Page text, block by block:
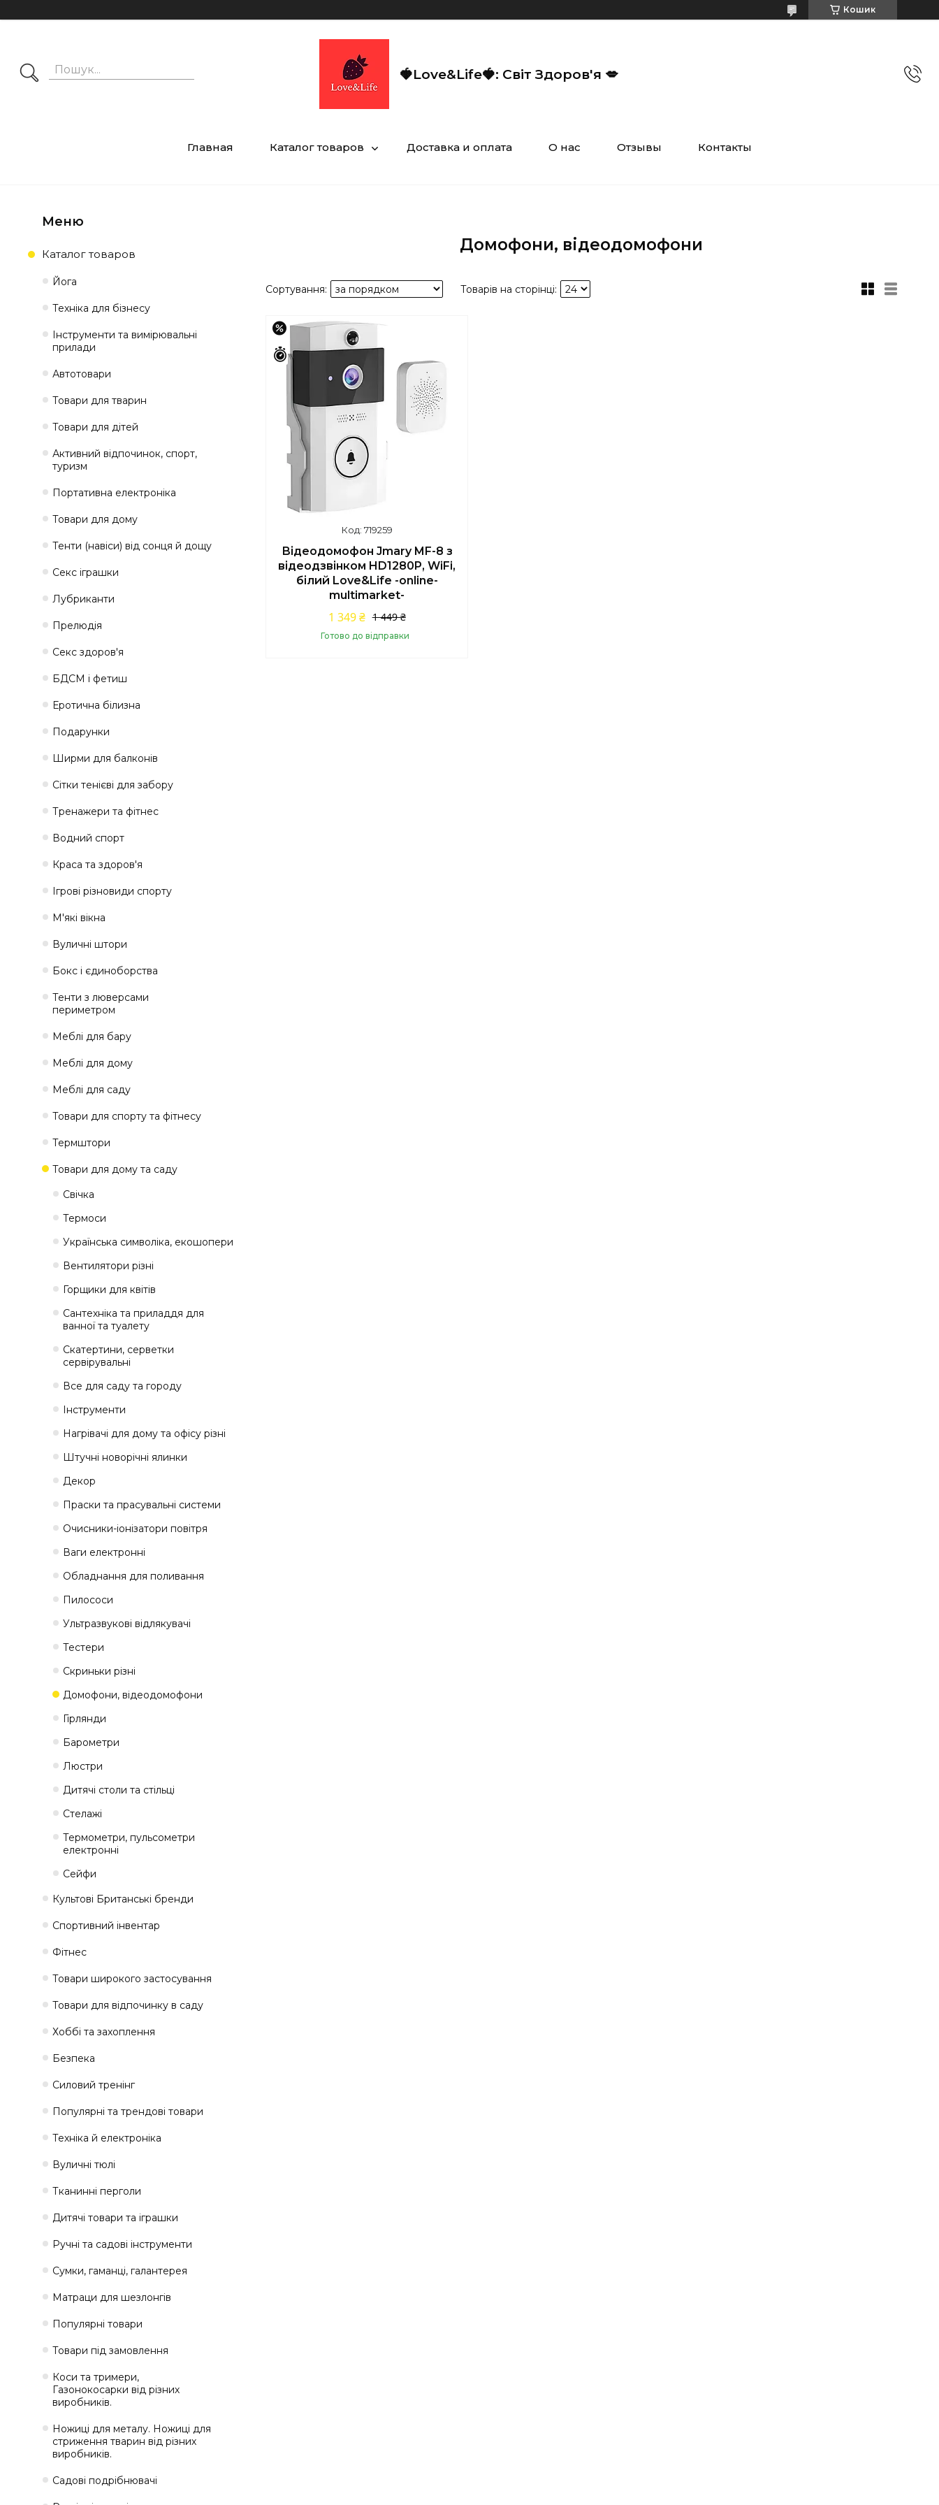
Кошик
🍓Love&Life🍓: Світ Здоров'я 💋
Главная Каталог товаров Доставка и оплата О нас Отзывы Контакты
Домофони, відеодомофони
–7%
Залишилось 43 дні
719259
Відеодомофон Jmary MF-8 з
відеодзвінком HD1280P, WiFi,
білий Love&Life -online-
multimarket-
1 449 ₴
1 349 ₴
Готово до відправки
Каталог товаров
Йога
Техніка для бізнесу
Інструменти та вимірювальні
прилади
Автотовари
Товари для тварин
Товари для дітей
Активний відпочинок, спорт,
туризм
Портативна електроніка
Товари для дому
Тенти (навіси) від сонця й дощу
Секс іграшки
Лубриканти
Прелюдія
Секс здоров'я
БДСМ і фетиш
Еротична білизна
Подарунки
Ширми для балконів
Сітки тенієві для забору
Тренажери та фітнес
Водний спорт
Краса та здоров'я
Ігрові різновиди спорту
М'які вікна
Вуличні штори
Бокс і єдиноборства
Тенти з люверсами
периметром
Меблі для бару
Меблі для дому
Меблі для саду
Товари для спорту та фітнесу
Термштори
Товари для дому та саду
Свічка
Термоси
Українська символіка, екошопери
Вентилятори різні
Горщики для квітів
Сантехніка та приладдя для
ванної та туалету
Скатертини, серветки
сервірувальні
Все для саду та городу
Інструменти
Нагрівачі для дому та офісу різні
Штучні новорічні ялинки
Декор
Праски та прасувальні системи
Очисники-іонізатори повітря
Ваги електронні
Обладнання для поливання
Пилососи
Ультразвукові відлякувачі
Тестери
Скриньки різні
Домофони, відеодомофони
Гірлянди
Барометри
Люстри
Дитячі столи та стільці
Стелажі
Термометри, пульсометри
електронні
Сейфи
Культові Британські бренди
Спортивний інвентар
Фітнес
Товари широкого застосування
Товари для відпочинку в саду
Хоббі та захоплення
Безпека
Силовий тренінг
Популярні та трендові товари
Техніка й електроніка
Вуличні тюлі
Тканинні перголи
Дитячі товари та іграшки
Ручні та садові інструменти
Сумки, гаманці, галантерея
Матраци для шезлонгів
Популярні товари
Товари під замовлення
Коси та тримери,
Газонокосарки від різних
виробників.
Ножиці для металу. Ножиці для
стриження тварин від різних
виробників.
Садові подрібнювачі